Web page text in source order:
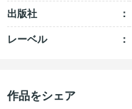
出版社
レーベル
作品をシェア